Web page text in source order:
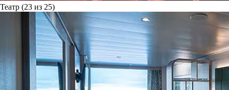
Театр (23 из 25)